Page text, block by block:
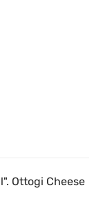
Ottogi Cheese